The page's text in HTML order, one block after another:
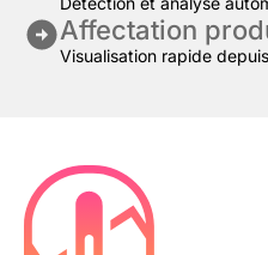
Affectation
Visualisation rapide